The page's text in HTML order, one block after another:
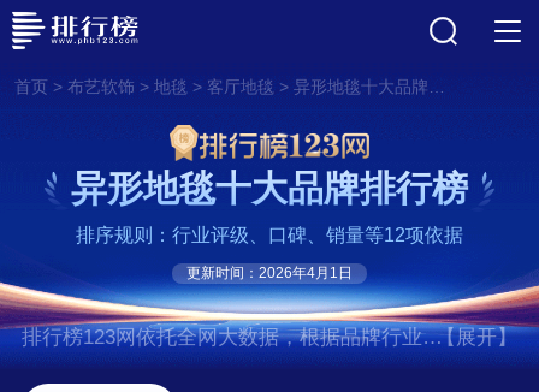
首页> 布艺软饰 > 地毯 > 客厅地毯 > 异形地毯十大品牌排行榜
异形地毯十大品牌排行榜
排序规则：行业评级、口碑、销量等12项依据
更新时间：2026年4月1日
排行榜123网依托全网大数据，根据品牌行业评
级、口碑、销量等12项指标依据，评选出了异
【展开】